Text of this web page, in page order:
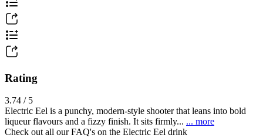
Rating
3.74 / 5
Electric Eel is a punchy, modern-style shooter that leans into bold
liqueur flavours and a fizzy finish. It sits firmly... ... more
Check out all our FAQ's on the Electric Eel drink